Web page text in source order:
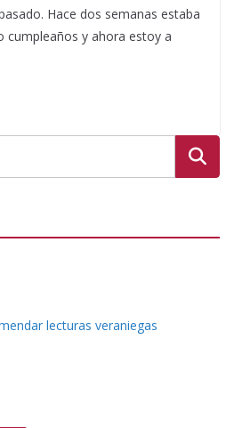
Hace dos semanas estaba
cumpleaños y ahora estoy a
lecturas veraniegas